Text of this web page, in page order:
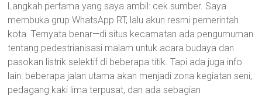
Langkah pertama yang saya ambil: cek sumber. Saya
membuka grup WhatsApp RT, lalu akun resmi pemerintah
kota. Ternyata benar—di situs kecamatan ada pengumuman
tentang pedestrianisasi malam untuk acara budaya dan
pasokan listrik selektif di beberapa titik. Tapi ada juga info
lain: beberapa jalan utama akan menjadi zona kegiatan seni,
pedagang kaki lima terpusat, dan ada sebagian